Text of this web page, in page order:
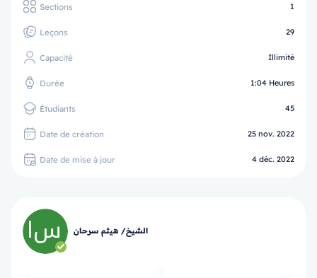
Sections 1
Leçons 29
Capacité Illimité
Durée 1:04 Heures
Étudiants 45
Date de création 25 nov. 2022
Date de mise à jour 4 déc. 2022
الشيخ/ هيثم سرحان